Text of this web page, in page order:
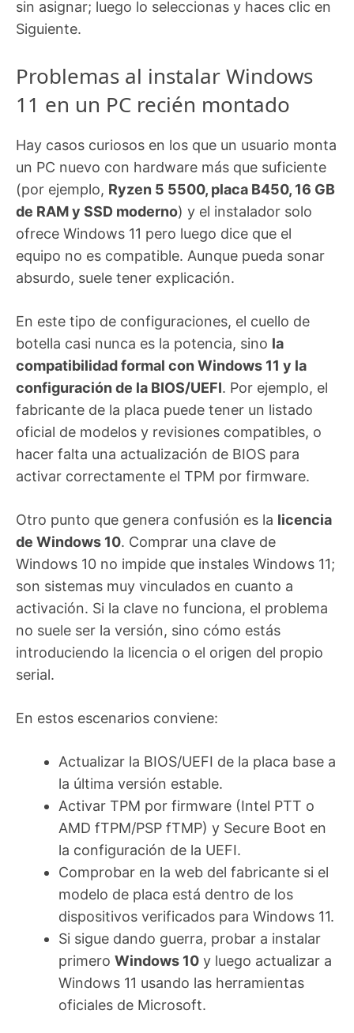
sin asignar; luego lo seleccionas y haces clic en
Siguiente.
Problemas al instalar Windows
11 en un PC recién montado
Hay casos curiosos en los que un usuario monta
un PC nuevo con hardware más que suficiente
(por ejemplo, Ryzen 5 5500, placa B450, 16 GB
de RAM y SSD moderno) y el instalador solo
ofrece Windows 11 pero luego dice que el
equipo no es compatible. Aunque pueda sonar
absurdo, suele tener explicación.
En este tipo de configuraciones, el cuello de
botella casi nunca es la potencia, sino la
compatibilidad formal con Windows 11 y la
configuración de la BIOS/UEFI. Por ejemplo, el
fabricante de la placa puede tener un listado
oficial de modelos y revisiones compatibles, o
hacer falta una actualización de BIOS para
activar correctamente el TPM por firmware.
Otro punto que genera confusión es la licencia
de Windows 10. Comprar una clave de
Windows 10 no impide que instales Windows 11;
son sistemas muy vinculados en cuanto a
activación. Si la clave no funciona, el problema
no suele ser la versión, sino cómo estás
introduciendo la licencia o el origen del propio
serial.
En estos escenarios conviene:
Actualizar la BIOS/UEFI de la placa base a
la última versión estable.
Activar TPM por firmware (Intel PTT o
AMD fTPM/PSP fTMP) y Secure Boot en
la configuración de la UEFI.
Comprobar en la web del fabricante si el
modelo de placa está dentro de los
dispositivos verificados para Windows 11.
Si sigue dando guerra, probar a instalar
primero Windows 10 y luego actualizar a
Windows 11 usando las herramientas
oficiales de Microsoft.